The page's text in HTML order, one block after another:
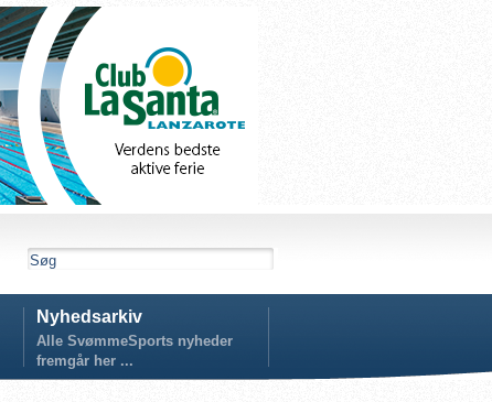
Nyhedsarkiv
Alle SvømmeSports nyheder
fremgår her ...